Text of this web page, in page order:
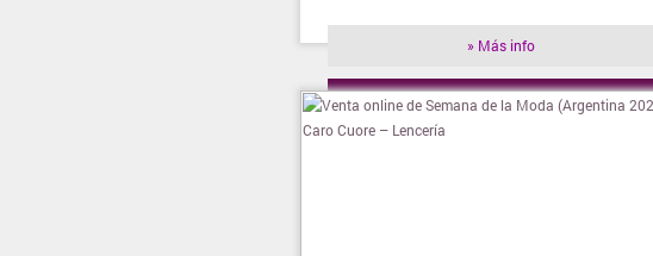
» Más info
» Visitar tienda